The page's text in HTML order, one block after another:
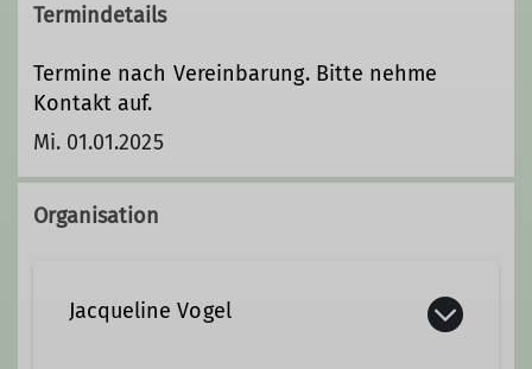
Termindetails
Termine nach Vereinbarung. Bitte nehme
Kontakt auf.
Mi. 01.01.2025
Organisation
Jacqueline Vogel